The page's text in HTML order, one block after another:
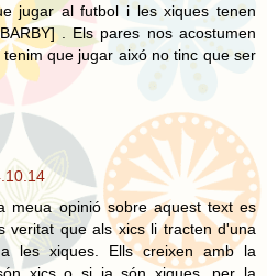
jugar al futbol i les xiques tenen
. Els pares nos acostumen
que jugar aixó no tinc que ser
meua opinió sobre aquest text es
veritat que als xics li tracten d'una
les xiques. Ells creixen amb la
xics o si ja són xiques, per la